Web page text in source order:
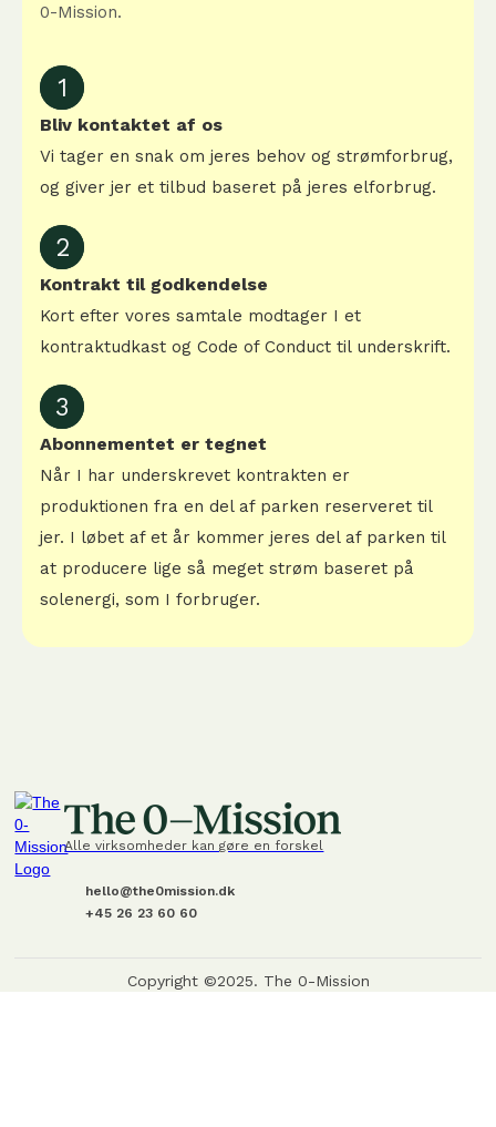
0-Mission.
1
Bliv kontaktet af os
Vi tager en snak om jeres behov og strømforbrug,
og giver jer et tilbud baseret på jeres elforbrug.
2
Kontrakt til godkendelse
Kort efter vores samtale modtager I et
kontraktudkast og Code of Conduct til underskrift.
3
Abonnementet er tegnet
Når I har underskrevet kontrakten er
produktionen fra en del af parken reserveret til
jer. I løbet af et år kommer jeres del af parken til
at producere lige så meget strøm baseret på
solenergi, som I forbruger.
Alle virksomheder kan gøre en forskel
hello@the0mission.dk
+45 26 23 60 60
Copyright ©2025. The 0-Mission